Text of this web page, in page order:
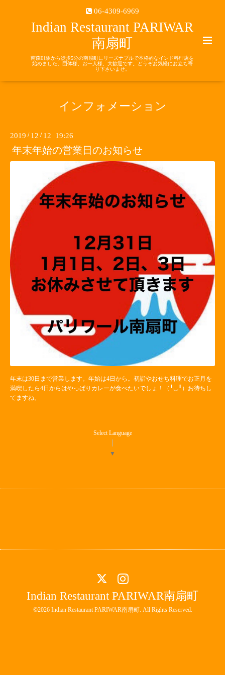
06-4309-6969
Indian Restaurant PARIWAR
南扇町
南森町駅から徒歩5分の南扇町にリーズナブルで本格的なインド料理店を
始めました。団体様、お一人様、大歓迎です。どうぞお気軽にお立ち寄
り下さいませ。
インフォメーション
2019 / 12 / 12 19:26
年末年始の営業日のお知らせ
年末は30日まで営業します。年始は4日から。初詣やおせち料理でお正月を
満喫したら4日からはやっぱりカレーが食べたいでしょ！（╹◡╹）お待ちし
てますね。
Select Language
▼
Indian Restaurant PARIWAR南扇町
©2026 Indian Restaurant PARIWAR南扇町. All Rights Reserved.